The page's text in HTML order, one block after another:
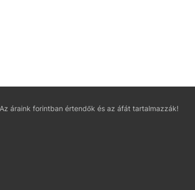
Az áraink forintban értendők és az áfát tartalmazzák!